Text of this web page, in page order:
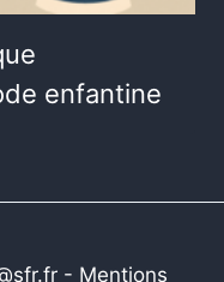
enfantine
- Mentions